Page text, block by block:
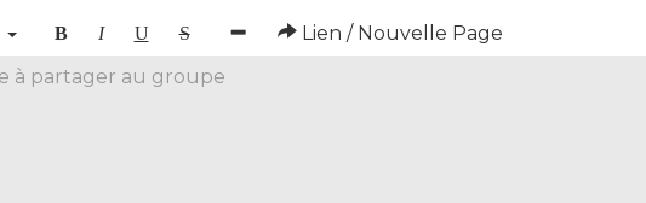
B I U S Lien / Nouvelle Page